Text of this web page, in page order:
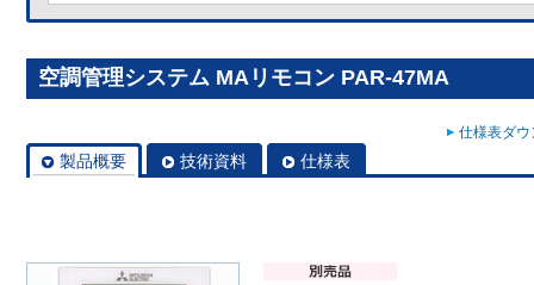
空調管理システム MAリモコン PAR-47MA
仕様表ダ
製品概要 技術資料 仕様表